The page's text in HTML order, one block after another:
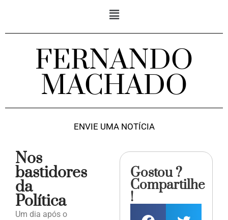
FERNANDO
MACHADO
ENVIE UMA NOTÍCIA
Nos
bastidores
da
Política
Um dia após o
Gostou ?
Compartilhe
!